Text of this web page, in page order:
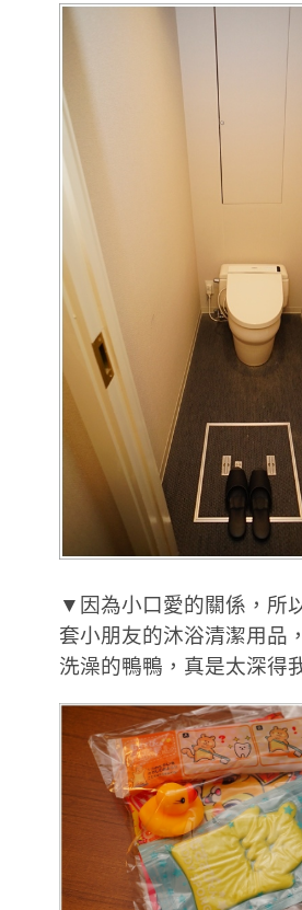
▼因為小口愛的關係，所
套小朋友的沐浴清潔用品
洗澡的鴨鴨，真是太深得